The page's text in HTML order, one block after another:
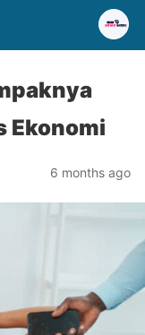
Ekonomi
6 months ago